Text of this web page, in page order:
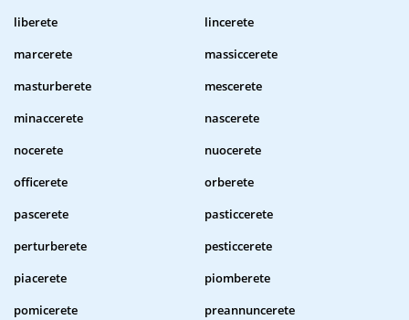
liberete
lincerete
marcerete
massiccerete
masturberete
mescerete
minaccerete
nascerete
nocerete
nuocerete
officerete
orberete
pascerete
pasticcerete
perturberete
pesticcerete
piacerete
piomberete
pomicerete
preannuncerete